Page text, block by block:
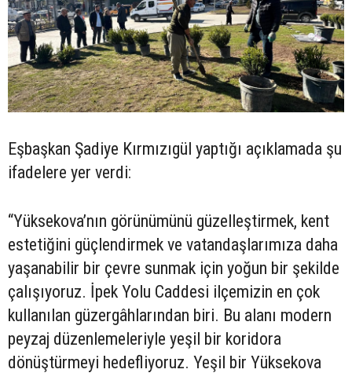
Eşbaşkan Şadiye Kırmızıgül yaptığı açıklamada şu
ifadelere yer verdi:
“Yüksekova’nın görünümünü güzelleştirmek, kent
estetiğini güçlendirmek ve vatandaşlarımıza daha
yaşanabilir bir çevre sunmak için yoğun bir şekilde
çalışıyoruz. İpek Yolu Caddesi ilçemizin en çok
kullanılan güzergâhlarından biri. Bu alanı modern
peyzaj düzenlemeleriyle yeşil bir koridora
dönüştürmeyi hedefliyoruz. Yeşil bir Yüksekova